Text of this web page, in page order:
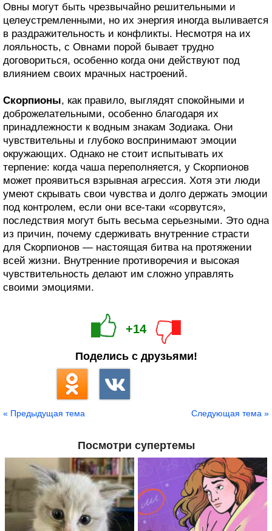
Овны могут быть чрезвычайно решительными и
целеустремленными, но их энергия иногда выливается
в раздражительность и конфликты. Несмотря на их
лояльность, с Овнами порой бывает трудно
договориться, особенно когда они действуют под
влиянием своих мрачных настроений.
Скорпионы, как правило, выглядят спокойными и
доброжелательными, особенно благодаря их
принадлежности к водным знакам Зодиака. Они
чувствительны и глубоко воспринимают эмоции
окружающих. Однако не стоит испытывать их
терпение: когда чаша переполняется, у Скорпионов
может проявиться взрывная агрессия. Хотя эти люди
умеют скрывать свои чувства и долго держать эмоции
под контролем, если они все-таки «сорвутся»,
последствия могут быть весьма серьезными. Это одна
из причин, почему сдерживать внутренние страсти
для Скорпионов — настоящая битва на протяжении
всей жизни. Внутренние противоречия и высокая
чувствительность делают им сложно управлять
своими эмоциями.
+14
Поделись с друзьями!
« Предыдущая тема Следующая тема »
Посмотри супертемы